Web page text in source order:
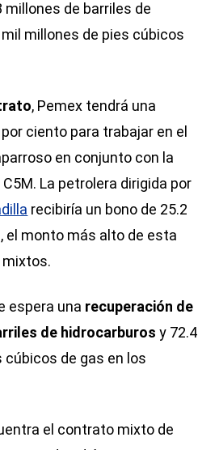
millones de barriles de
millones de pies cúbicos
, Pemex tendrá una
ciento para trabajar en el
en conjunto con la
La petrolera dirigida por
recibiría un bono de 25.2
el monto más alto de esta
espera una recuperación de
de hidrocarburos y 72.4
cúbicos de gas en los
el contrato mixto de